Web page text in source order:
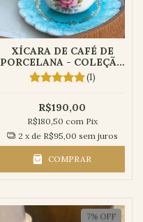
XÍCARA DE CAFÉ DE
PORCELANA - COLEÇÃO
TIFANY (1)
R$190,00
R$180,50 com Pix
2 x de R$95,00 sem juros
COMPRAR
7% OFF